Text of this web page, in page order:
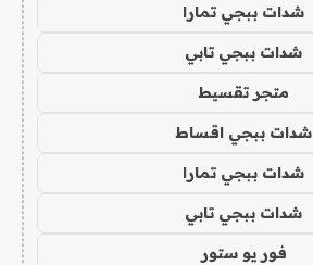
شدات ببجي تمارا
شدات ببجي تابي
متجر تقسيط
شدات ببجي اقساط
شدات ببجي تمارا
شدات ببجي تابي
فور يو ستور